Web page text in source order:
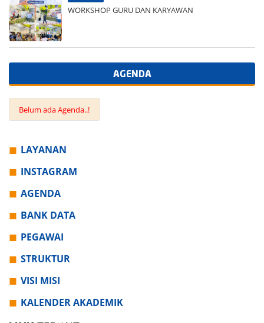
WORKSHOP GURU DAN KARYAWAN
AGENDA
Belum ada Agenda..!
LAYANAN
INSTAGRAM
AGENDA
BANK DATA
PEGAWAI
STRUKTUR
VISI MISI
KALENDER AKADEMIK